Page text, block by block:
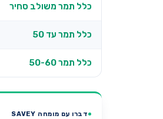
כלל תמר משולב סחיר
כלל תמר עד 50
כלל תמר 50-60
דברו עם מומחה SAVEY